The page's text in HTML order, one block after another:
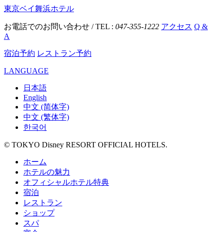
東京ベイ舞浜ホテル
お電話でのお問い合わせ / TEL : 047-355-1222 アクセス Q &
A
宿泊予約 レストラン予約
LANGUAGE
日本語
English
中文 (简体字)
中文 (繁体字)
한국어
© TOKYO Disney RESORT OFFICIAL HOTELS.
ホーム
ホテルの魅力
オフィシャルホテル特典
宿泊
レストラン
ショップ
スパ